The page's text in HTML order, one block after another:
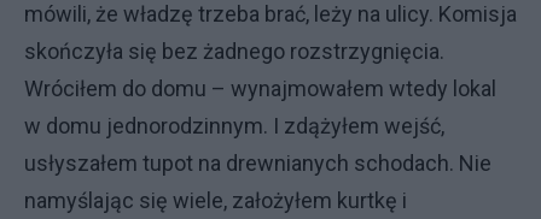
mówili, że władzę trzeba brać, leży na ulicy. Komisja
skończyła się bez żadnego rozstrzygnięcia.
Wróciłem do domu – wynajmowałem wtedy lokal
w domu jednorodzinnym. I zdążyłem wejść,
usłyszałem tupot na drewnianych schodach. Nie
namyślając się wiele, założyłem kurtkę i